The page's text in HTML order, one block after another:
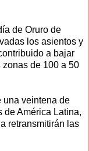
de Oruro de
los asientos y
a bajar
de 100 a 50
una veintena de
de América Latina,
retransmitirán las